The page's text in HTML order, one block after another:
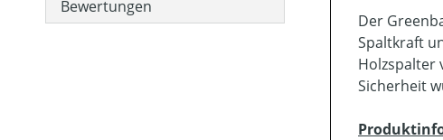
Bewertungen
Der
Spaltkraft
Holzspalter
Sicherheit